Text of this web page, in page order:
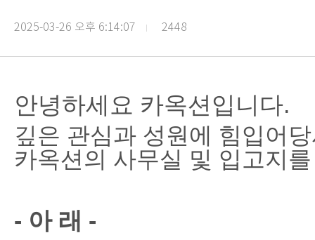
2025-03-26 오후 6:14:07 2448
안녕하세요 카옥션입니다.
깊은 관심과 성원에 힘입어
카옥션의 사무실 및 입고지
- 아 래 -